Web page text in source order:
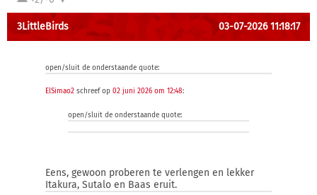
3LittleBirds 03-07-2026 11:18:17
open/sluit de onderstaande quote:
ElSimao2 schreef op 02 juni 2026 om 12:48:
open/sluit de onderstaande quote:
Eens, gewoon proberen te verlengen en lekker
Itakura, Sutalo en Baas eruit.